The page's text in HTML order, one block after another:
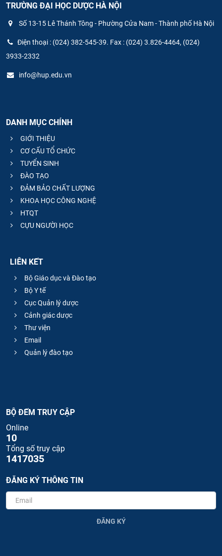
TRƯỜNG ĐẠI HỌC DƯỢC HÀ NỘI
Số 13-15 Lê Thánh Tông - Phường Cửa Nam - Thành phố Hà Nội
Điện thoại : (024) 382-545-39. Fax : (024) 3.826-4464, (024)
3933-2332
info@hup.edu.vn
DANH MỤC CHÍNH
GIỚI THIỆU
CƠ CẤU TỔ CHỨC
TUYỂN SINH
ĐÀO TẠO
ĐẢM BẢO CHẤT LƯỢNG
KHOA HỌC CÔNG NGHỆ
HTQT
CỰU NGƯỜI HỌC
LIÊN KẾT
Bộ Giáo dục và Đào tạo
Bộ Y tế
Cục Quản lý dược
Cảnh giác dược
Thư viện
Email
Quản lý đào tạo
BỘ ĐẾM TRUY CẬP
Online
10
Tổng số truy cập
1417035
ĐĂNG KÝ THÔNG TIN
ĐĂNG KÝ